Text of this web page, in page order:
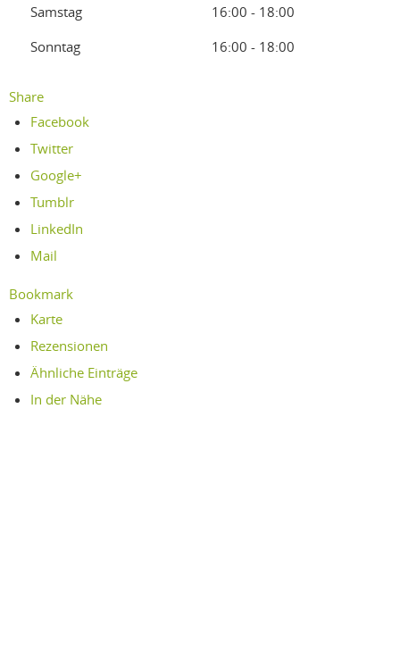
Samstag
16:00 - 18:00
Sonntag
16:00 - 18:00
Share
Facebook
Twitter
Google+
Tumblr
LinkedIn
Mail
Bookmark
Karte
Rezensionen
Ähnliche Einträge
In der Nähe